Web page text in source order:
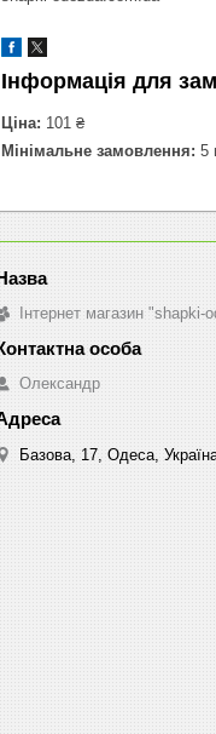
Інформація для
Ціна: 101 ₴
Мінімальне замовлення: 5
Інтернет магазин "shapki-
Олександр
Базова, 17, Одеса,